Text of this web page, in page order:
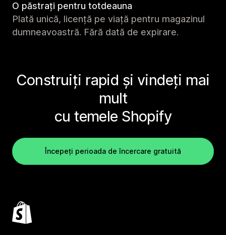
O păstrați pentru totdeauna
Plată unică, licență pe viață pentru magazinul
dumneavoastră. Fără dată de expirare.
Construiți rapid și vindeți mai
mult
cu temele Shopify
Începeți perioada de încercare gratuită